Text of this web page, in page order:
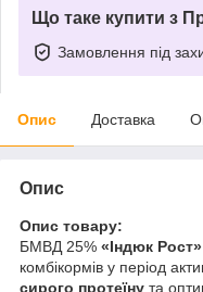
Що таке купити з
Замовлення під
Опис Доставка
Опис
Опис товару:
БМВД 25% «Індюк Рост»
комбікормів у період
сирого протеїну та